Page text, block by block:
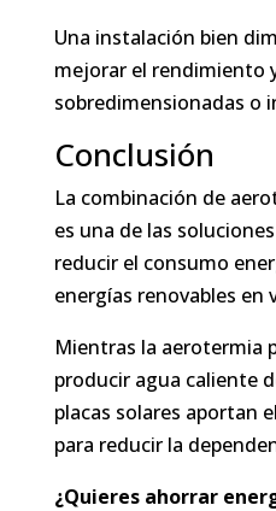
Una instalación bien
mejorar el rendimiento
sobredimensionadas o
Conclusión
La combinación de
es una de las
reducir el consumo
energías renovables en
Mientras la aerotermia
producir agua caliente
placas solares aportan
para reducir la
¿Quieres ahorrar